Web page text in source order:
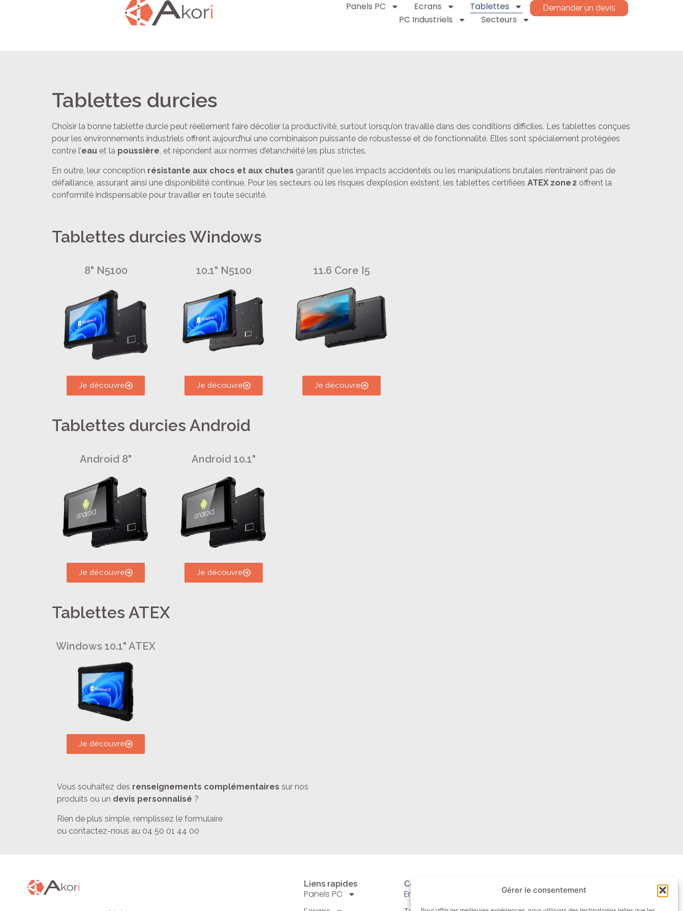
Gérer le consentement
Panels PC Ecrans
Tablettes
PC Industriels
Secteurs
Demander un devis
Tablettes durcies
Choisir la bonne tablette durcie peut réellement faire décoller la productivité, surtout lorsqu’on travaille dans des conditions difficiles. Les tablettes conçues
pour les environnements industriels offrent aujourd’hui une combinaison puissante de robustesse et de fonctionnalité. Elles sont spécialement protégées
contre l’eau et la poussière, et répondent aux normes d’étanchéité les plus strictes.
En outre, leur conception résistante aux chocs et aux chutes garantit que les impacts accidentels ou les manipulations brutales n’entraînent pas de
défaillance, assurant ainsi une disponibilité continue. Pour les secteurs où les risques d’explosion existent, les tablettes certifiées ATEX zone 2 offrent la
conformité indispensable pour travailler en toute sécurité.
Tablettes durcies Windows
8" N5100 10.1" N5100 11.6 Core I5
Je découvre Je découvre Je découvre
Tablettes durcies Android
Android 8" Android 10.1"
Je découvre Je découvre
Tablettes ATEX
Windows 10.1" ATEX
Je découvre
Vous souhaitez des renseignements complémentaires sur nos
produits ou un devis personnalisé ?
Rien de plus simple, remplissez le formulaire
ou contactez-nous au 04 50 01 44 00
Liens rapides
Panels PC
Contact
Email: info@akori.fr